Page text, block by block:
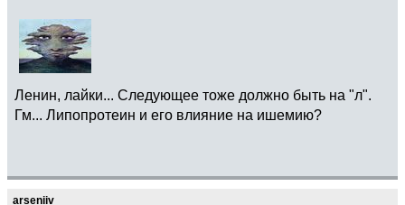
Ленин, лайки... Следующее тоже должно быть на "л".
Гм... Липопротеин и его влияние на ишемию?
arseniiv